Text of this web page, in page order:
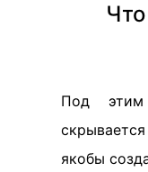
Под этим
якобы